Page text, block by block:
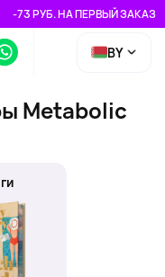
-73 РУБ. НА ПЕРВЫЙ ЗАКАЗ
BY
Metabolic